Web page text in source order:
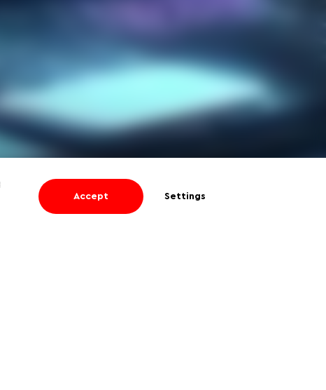
Accept Settings